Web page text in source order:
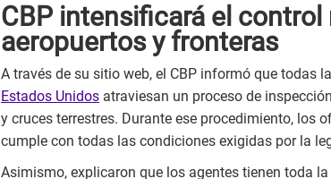
CBP intensificará el
aeropuertos y fronteras
A través de su sitio web, el CBP informó que todas
Estados Unidos atraviesan un proceso de
y cruces terrestres. Durante ese procedimiento, los
cumple con todas las condiciones exigidas por la
Asimismo, explicaron que los agentes tienen toda